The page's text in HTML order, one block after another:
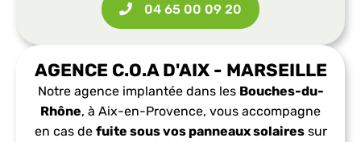
04 65 00 09 20
AGENCE C.O.A D'AIX - MARSEILLE
Notre agence implantée dans les Bouches-du-
Rhône, à Aix-en-Provence, vous accompagne
en cas de fuite sous vos panneaux solairessur